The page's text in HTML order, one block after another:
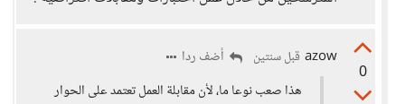
0
azow قبل سنتين
أضف ردا
هذا صعب نوعا ما، لأن مقابلة العمل تعتمد على الحوار